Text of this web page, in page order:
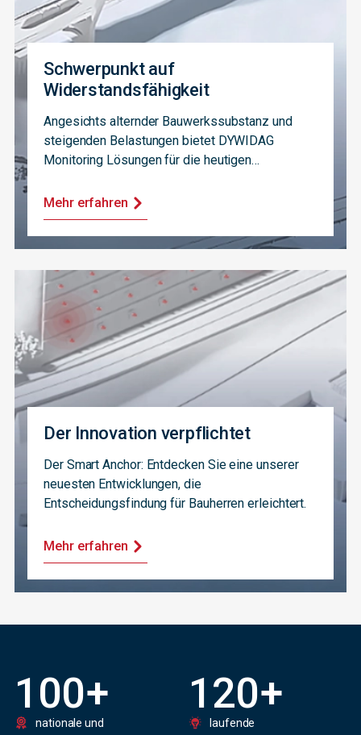
Schwerpunkt auf
Widerstandsfähigkeit
Angesichts alternder Bauwerkssubstanz und
steigenden Belastungen bietet DYWIDAG
Monitoring Lösungen für die heutigen
Bauwerksüberwachung.
Mehr erfahren
Der Innovation verpflichtet
Der Smart Anchor: Entdecken Sie eine unserer
neuesten Entwicklungen, die
Entscheidungsfindung für Bauherren erleichtert.
Mehr erfahren
100+
nationale und
120+
laufende